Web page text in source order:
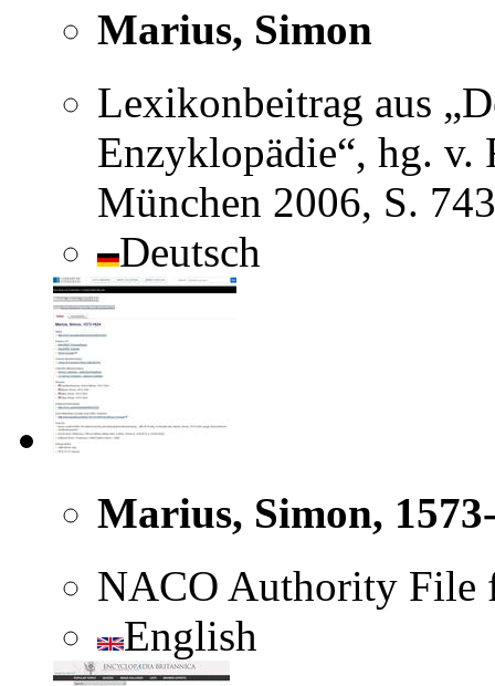
Marius, Simon
Lexikonbeitrag aus
Enzyklopädie“, hg.
München 2006, S. 743
Deutsch
Marius, Simon,
NACO Authority File
English